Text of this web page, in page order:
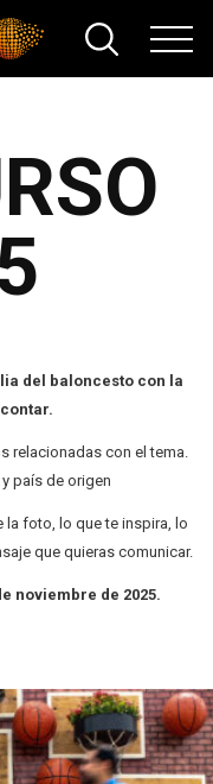
del baloncesto con la
relacionadas con el tema.
país de origen
la foto, lo que te inspira, lo
que quieras comunicar.
noviembre de 2025.